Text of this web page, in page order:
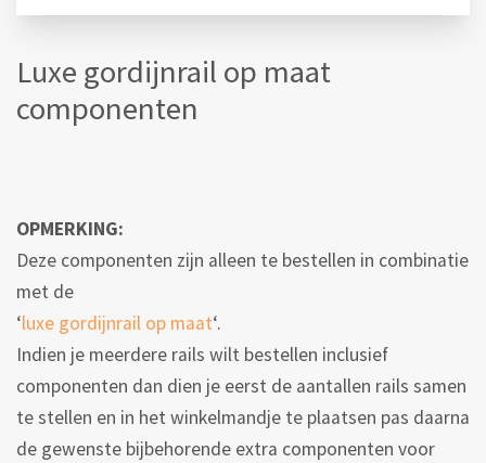
Luxe gordijnrail op maat
componenten
OPMERKING:
Deze componenten zijn alleen te bestellen in combinatie
met de
‘luxe gordijnrail op maat‘.
Indien je meerdere rails wilt bestellen inclusief
componenten dan dien je eerst de aantallen rails samen
te stellen en in het winkelmandje te plaatsen pas daarna
de gewenste bijbehorende extra componenten voor